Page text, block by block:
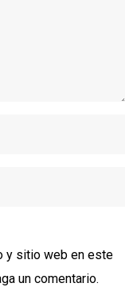
y sitio web en este
un comentario.